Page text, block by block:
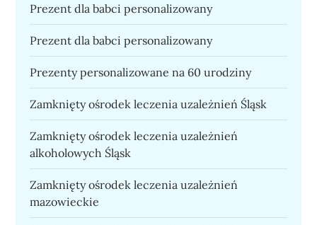
Prezent dla babci personalizowany
Prezent dla babci personalizowany
Prezenty personalizowane na 60 urodziny
Zamknięty ośrodek leczenia uzależnień Śląsk
Zamknięty ośrodek leczenia uzależnień
alkoholowych Śląsk
Zamknięty ośrodek leczenia uzależnień
mazowieckie